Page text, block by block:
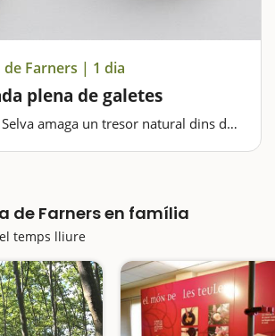
de Farners | 1 dia
plena de galetes
amaga un tresor natural dins del
de Farners en família
temps lliure